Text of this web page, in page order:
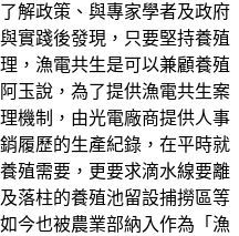
解政策、與專家學者及政府
實踐後發現，只要堅持養殖
，漁電共生是可以兼顧養殖
玉說，為了提供漁電共生案
機制，由光電廠商提供人事
履歷的生產紀錄，在平時就
殖需要，更要求滴水線要離
落柱的養殖池留設捕撈區等
今也被農業部納入作為「漁